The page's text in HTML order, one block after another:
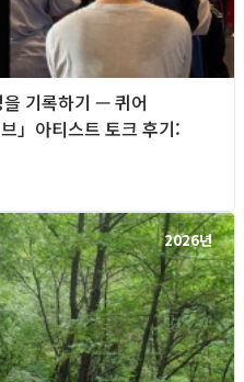
기록하기 — 퀴어
」아티스트 토크 후기:
2026년